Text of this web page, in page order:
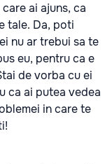
ai ajuns, ca
tale. Da, poti
nu ar trebui sa te
eu, pentru ca e
de vorba cu ei
ca ai putea vedea
in care te